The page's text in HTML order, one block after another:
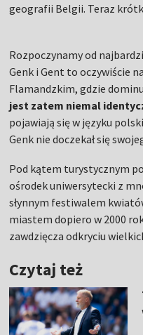
geografii Belgii. Teraz
Rozpoczynamy od
Genk i Gent to oczywiście
Flamandzkim, gdzie
jest zatem niemal
pojawiają się w języku
Genk nie doczekał się
Pod kątem turystycznym
ośrodek uniwersytecki z
słynnym festiwalem
miastem dopiero w 2000
zawdzięcza odkryciu
Czytaj też